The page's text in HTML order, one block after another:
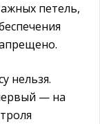
петель,
нельзя.
— на